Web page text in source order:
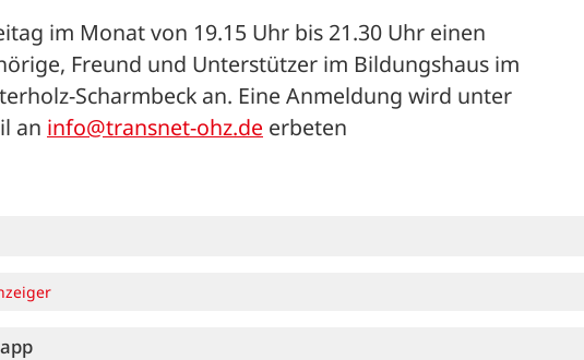
im Monat von 19.15 Uhr bis 21.30 Uhr einen
Freund und Unterstützer im Bildungshaus im
Scharmbeck an. Eine Anmeldung wird unter
an info@transnet-ohz.de erbeten